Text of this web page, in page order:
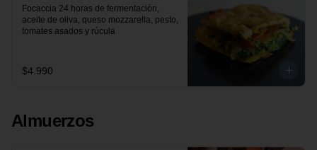
Focaccia 24 horas de fermentación,
aceite de oliva, queso mozzarella, pesto,
tomates asados y rúcula
$4.990
Almuerzos